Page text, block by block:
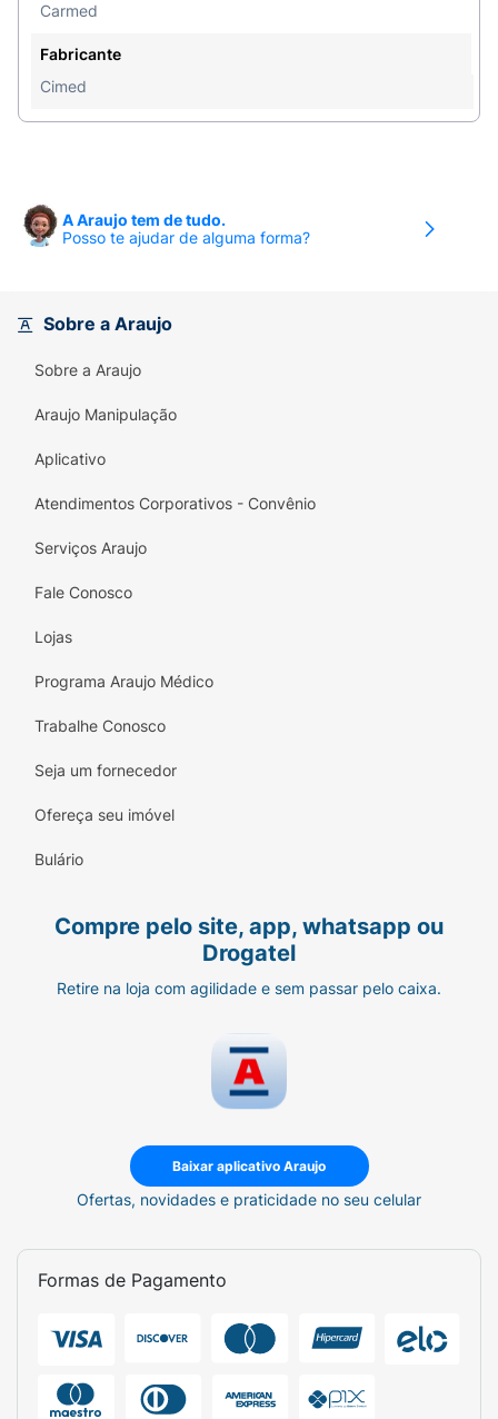
despertam bem-estar.
Toque Seco:
a maciez.
Carmed
Fabricante
Cimed
A Araujo tem de tudo.
Posso te ajudar de alguma forma?
Sobre a Araujo
Sobre a Araujo
Araujo Manipulação
Aplicativo
Atendimentos Corporativos - Convênio
Serviços Araujo
Fale Conosco
Lojas
Programa Araujo Médico
Trabalhe Conosco
Seja um fornecedor
Ofereça seu imóvel
Bulário
Compre pelo site, app, whatsapp ou
Drogatel
Retire na loja com agilidade e sem passar pelo caixa.
Baixar aplicativo Araujo
Ofertas, novidades e praticidade no seu celular
Formas de Pagamento